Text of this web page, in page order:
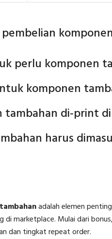
perlu komponen
komponen
tambahan di-print
harus
adalah elemen
di marketplace. Mulai dari
dan tingkat repeat order.